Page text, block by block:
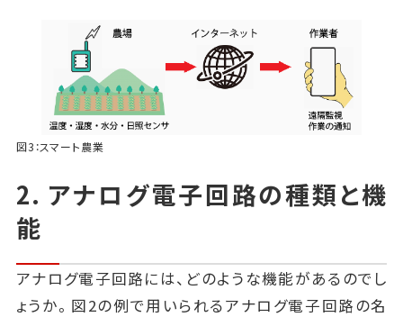
図3：スマート農業
2. アナログ電子回路の種類と機
能
アナログ電子回路には、どのような機能があるのでし
ょうか。図2の例で用いられるアナログ電子回路の名